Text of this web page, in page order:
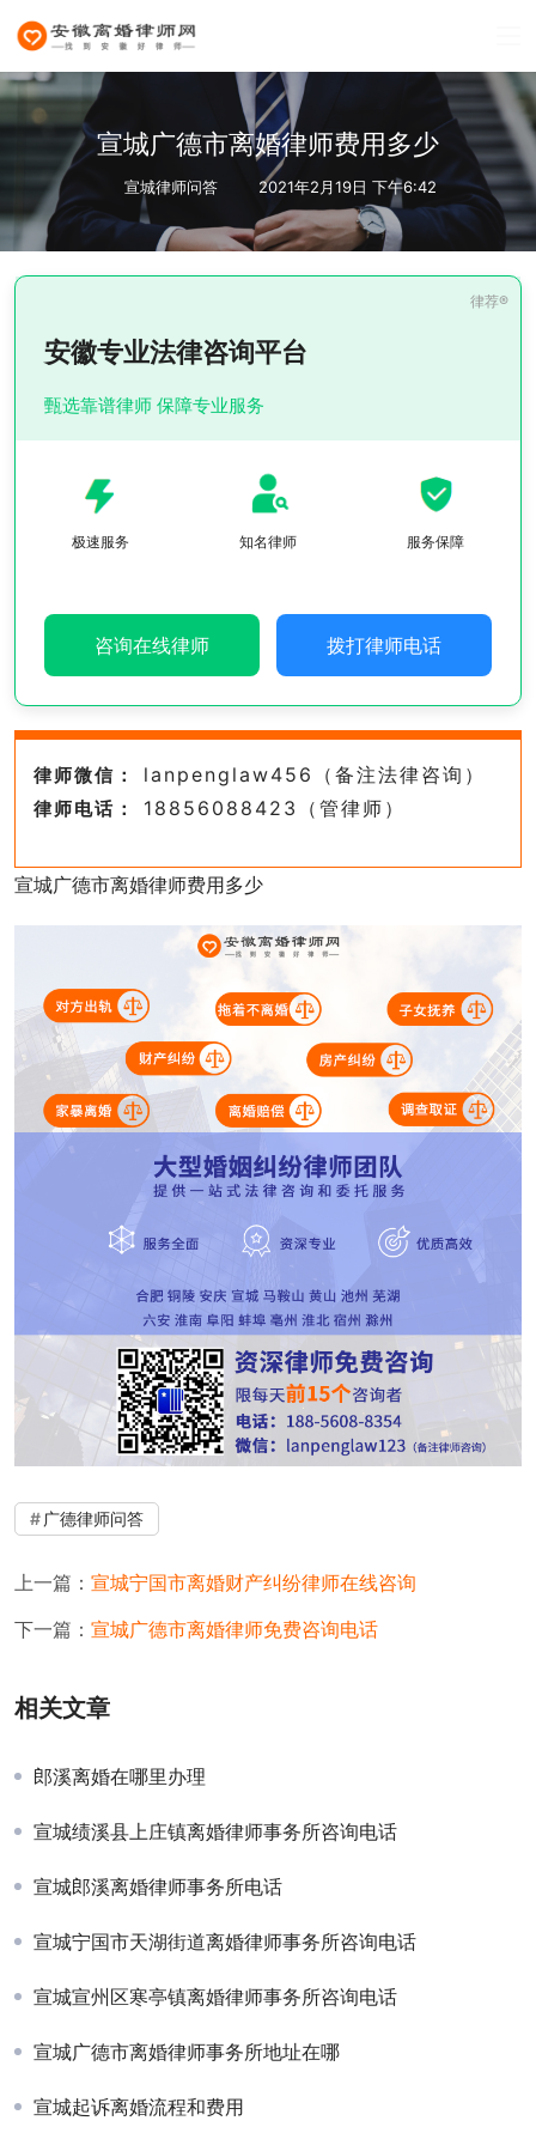
宣城广德市离婚律师费用多少
宣城律师问答 2021年2月19日 下午6:42
安徽专业法律咨询平台
甄选靠谱律师 保障专业服务
极速服务 知名律师 服务保障
咨询在线律师 拨打律师电话
律师微信： lanpenglaw456（备注法律咨询）
律师电话： 18856088423（管律师）
宣城广德市离婚律师费用多少
广德律师问答
上一篇： 宣城宁国市离婚财产纠纷律师在线咨询
下一篇： 宣城广德市离婚律师免费咨询电话
相关文章
郎溪离婚在哪里办理
宣城绩溪县上庄镇离婚律师事务所咨询电话
宣城郎溪离婚律师事务所电话
宣城宁国市天湖街道离婚律师事务所咨询电话
宣城宣州区寒亭镇离婚律师事务所咨询电话
宣城广德市离婚律师事务所地址在哪
宣城起诉离婚流程和费用